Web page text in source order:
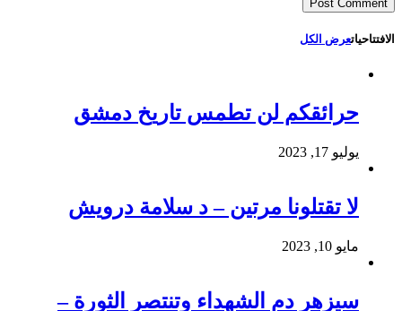
الافتتاحياتعرض الكل
حرائقكم لن تطمس تاريخ دمشق
يوليو 17, 2023
لا تقتلونا مرتين – د سلامة درويش
مايو 10, 2023
سيزهر دم الشهداء وتنتصر الثورة –